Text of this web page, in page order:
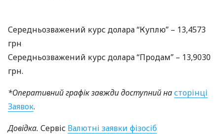
Середньозважений курс долара “Куплю” – 13,4573
грн
Середньозважений курс долара “Продам” – 13,9030
грн.
*Оперативний графік завжди доступний насторінці
Заявок.
Довідка. Сервіс Валютні заявки фізосіб